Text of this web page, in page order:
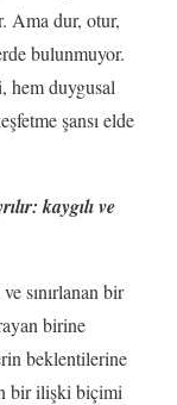
Ama dur, otur,
bulunmuyor.
hem duygusal
şansı elde
kaygılı ve
sınırlanan bir
birine
beklentilerine
bir ilişki biçimi